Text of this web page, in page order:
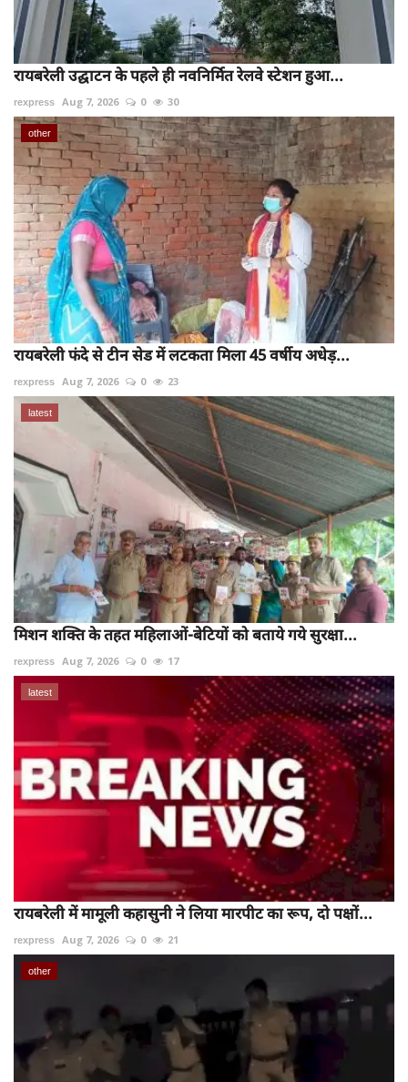
रायबरेली उद्घाटन के पहले ही नवनिर्मित रेलवे स्टेशन हुआ...
rexpress Aug 7, 2026 0 30
other
रायबरेली फंदे से टीन सेड में लटकता मिला 45 वर्षीय अधेड़...
rexpress Aug 7, 2026 0 23
latest
मिशन शक्ति के तहत महिलाओं-बेटियों को बताये गये सुरक्षा...
rexpress Aug 7, 2026 0 17
latest
रायबरेली में मामूली कहासुनी ने लिया मारपीट का रूप, दो पक्षों...
rexpress Aug 7, 2026 0 21
other